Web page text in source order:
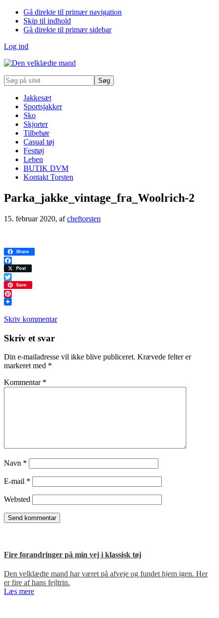
Gå direkte til primær navigation
Skip til indhold
Gå direkte til primær sidebar
Log ind
Søg
på
Jakkesæt
Sportsjakker
Sko
Skjorter
Tilbehør
Casual tøj
Festtøj
Leben
BUTIK DVM
Kontakt Torsten
Parka_jakke_vintage_fra_Woolrich-2
15. februar 2020, afcheftorsten
Share
Facebook
Post
Twitter
Save
Pinterest
Skriv kommentar
Læserinteraktioner
Skriv et svar
Din e-mailadresse vil ikke blive publiceret. Krævede felter er
markeret med *
Kommentar *
Navn *
E-mail *
Websted
Fire forandringer på min vej i klassisk tøj
Den velklædte mand har været på afveje og fundet hjem igen. Her
er fire af hans fejltrin.
Læs mere